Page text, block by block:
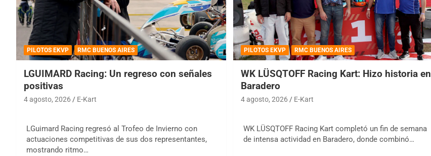
PILOTOS EKVP RMC BUENOS AIRES
LGUIMARD Racing: Un regreso con señales
positivas
4 agosto, 2026 E-Kart
LGuimard Racing regresó al Trofeo de Invierno con
actuaciones competitivas de sus dos representantes,
mostrando ritmo…
PILOTOS EKVP RMC BUENOS AIRES
WK LÜSQTOFF Racing Kart: Hizo historia en
Baradero
4 agosto, 2026 E-Kart
WK LÜSQTOFF Racing Kart completó un fin de semana
de intensa actividad en Baradero, donde combinó…